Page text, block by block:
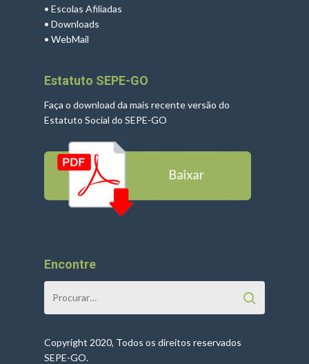
• Escolas Afiliadas
• Downloads
• WebMail
Estatuto SEPE-GO
Faça o download da mais recente versão do
Estatuto Social do SEPE-GO
Encontre
Copyright 2020, Todos os direitos reservados
SEPE-GO.